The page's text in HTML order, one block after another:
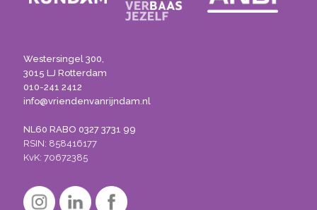
Westersingel 300,
3015 LJ Rotterdam
010-241 2412
info@vriendenvanrijndam.nl
NL60 RABO 0327 3731 99
RSIN: 858416177
KvK: 70672385